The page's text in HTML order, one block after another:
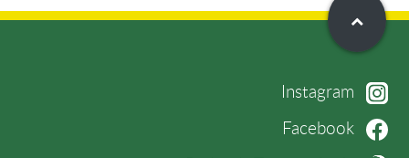
Instagram
Facebook